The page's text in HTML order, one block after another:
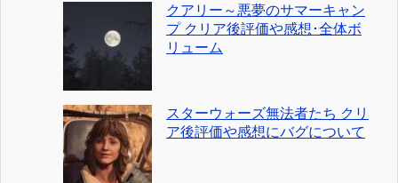
クアリー～悪夢のサマーキャン
プ クリア後評価や感想･全体ボ
リューム
スターウォーズ無法者たち クリ
ア後評価や感想にバグについて